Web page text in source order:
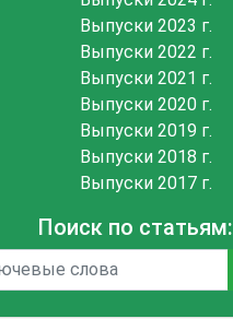
Выпуски 2023 г.
Выпуски 2022 г.
Выпуски 2021 г.
Выпуски 2020 г.
Выпуски 2019 г.
Выпуски 2018 г.
Выпуски 2017 г.
Поиск по статьям: